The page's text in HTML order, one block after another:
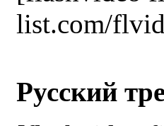
list.com/
Русский